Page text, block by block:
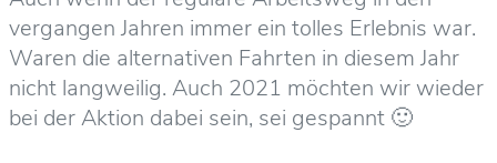
vergangen Jahren immer ein tolles Erlebnis war.
Waren die alternativen Fahrten in diesem Jahr
nicht langweilig. Auch 2021 möchten wir wieder
bei der Aktion dabei sein, sei gespannt 🙂